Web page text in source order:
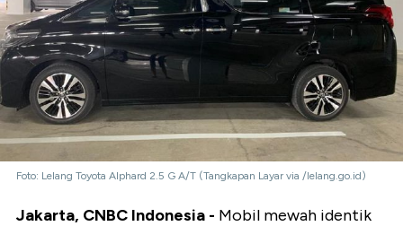
Foto: Lelang Toyota Alphard 2.5 G A/T (Tangkapan Layar via /lelang.go.id)
Jakarta, CNBC Indonesia - Mobil mewah identik